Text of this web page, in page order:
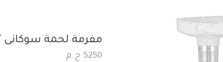
مفرمة لحمة سوكانى SOKANY
5250 ج.م